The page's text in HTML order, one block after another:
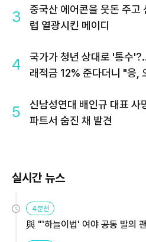
3
중국산 에어콘을 웃돈 주고
럽 열광시킨 메이디
4
국가가 청년 상대로 '통수
래적금 12% 준다더니 "응,
5
신남성연대 배인규 대표 사
파트서 숨진 채 발견
실시간 뉴스
4분전
與 "'하늘이법' 여야 공동 발의